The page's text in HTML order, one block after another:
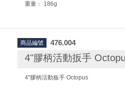
重量： 186g
商品編號 476.004
4"膠柄活動扳手
4"膠柄活動板手 Octopus